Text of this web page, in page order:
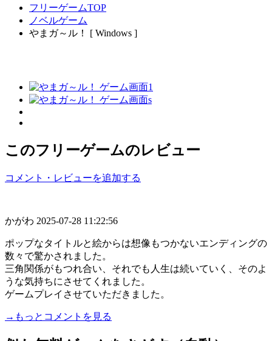
フリーゲームTOP
ノベルゲーム
やまガ～ル！ [ Windows ]
このフリーゲームのレビュー
コメント・レビューを追加する
かがわ 2025-07-28 11:22:56
ポップなタイトルと絵からは想像もつかないエンディングの
数々で驚かされました。
三角関係がもつれ合い、それでも人生は続いていく、そのよ
うな気持ちにさせてくれました。
ゲームプレイさせていただきました。
→もっとコメントを見る